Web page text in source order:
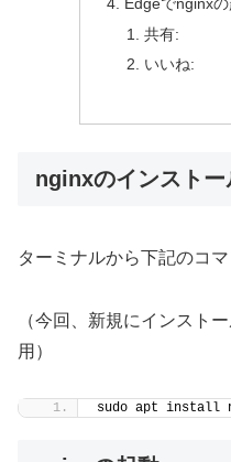
共有:
いいね:
nginxのインストー
ターミナルから下記のコ
（今回、新規にインスト
用）
sudo apt install